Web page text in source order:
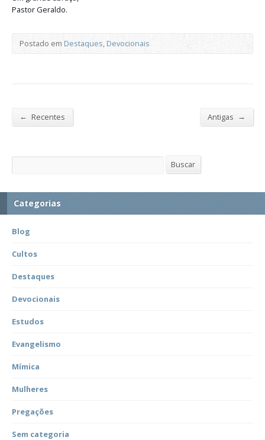
Pastor Geraldo.
Postado emDestaques,Devocionais
← Recentes Antigas →
Buscar Buscar
Categorias
Blog
Cultos
Destaques
Devocionais
Estudos
Evangelismo
Mímica
Mulheres
Pregações
Sem categoria